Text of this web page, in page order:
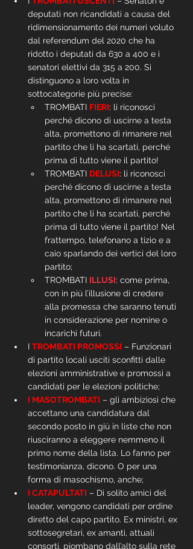
deputati non ricandidati a causa del
ridimensionamento dei numeri voluto
dal referendum del 2020 che ha
ridotto i deputati da 630 a 400 e i
senatori elettivi da 315 a 200. Si
distinguono a loro volta in
sottocategorie più precise:
TROMBATI FIERI: li riconosci
perché dicono di uscirne a testa
alta, promettono di rimanere nel
partito che li ha scartati, perché
prima di tutto viene il partito!
TROMBATI DELUSI: li riconosci
perché dicono di uscirne a testa
alta, promettono di rimanere nel
partito che li ha scartati, perché
prima di tutto viene il partito! Nel
frattempo, telefonano a tizio e a
caio sparlando dei vertici del loro
partito;
TROMBATI ILLUSI: come prima,
con in più l’illusione di credere
alla promessa che saranno tenuti
in considerazione per nomine o
incarichi futuri.
I TROMBATI PROMOSSI – Funzionari
di partito locali usciti sconfitti dalle
elezioni amministrative e promossi a
candidati per le elezioni politiche;
I MASOTROMBATI – gli ambiziosi che
accettano una candidatura dal
secondo posto in giù in liste che non
riusciranno a eleggere nemmeno il
primo nome della lista. Lo fanno per
testimonianza, dicono. O per una
forma di masochismo, anche;
I CATAPULTATI – Di solito amici del
leader, vengono candidati per ordine
diretto del capo partito. Ex ministri, ex
sottosegretari, ex amanti, attuali
consorti, piombano dall’alto sulla rete